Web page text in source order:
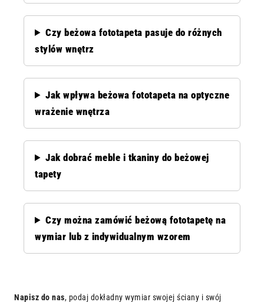
Czy beżowa fototapeta pasuje do różnych
stylów wnętrz
Jak wpływa beżowa fototapeta na optyczne
wrażenie wnętrza
Jak dobrać meble i tkaniny do beżowej
tapety
Czy można zamówić beżową fototapetę na
wymiar lub z indywidualnym wzorem
Napisz do nas, podaj dokładny wymiar swojej ściany i swój